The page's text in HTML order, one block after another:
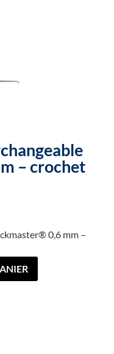
– crochet
0,6 mm –